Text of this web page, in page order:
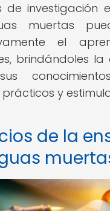
de investigación
muertas
el
brindándoles
y
de la